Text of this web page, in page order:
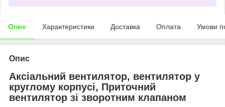
Опис Характеристики Доставка Оплата Умови
Опис
Аксіальний вентилятор, вентилятор у
круглому корпусі, Приточний
вентилятор зі зворотним клапаном